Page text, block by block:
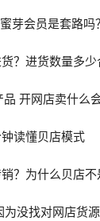
芽会员是套路吗
？进货数量多少
开网店卖什么
读懂贝店模式
？为什么贝店不
为没找对网店货源